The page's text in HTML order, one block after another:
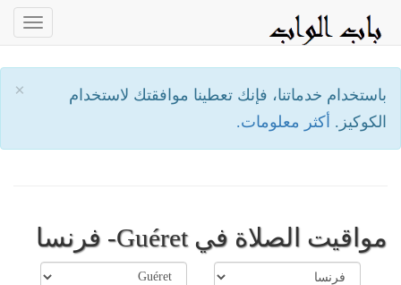
×
باستخدام خدماتنا، فإنك تعطينا موافقتك لاستخدام
الكوكيز. أكثر معلومات.
مواقيت الصلاة في Guéret- فرنسا